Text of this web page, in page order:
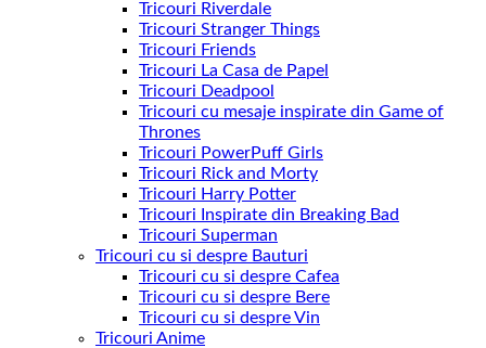
Tricouri Riverdale
Tricouri Stranger Things
Tricouri Friends
Tricouri La Casa de Papel
Tricouri Deadpool
Tricouri cu mesaje inspirate din Game of
Thrones
Tricouri PowerPuff Girls
Tricouri Rick and Morty
Tricouri Harry Potter
Tricouri Inspirate din Breaking Bad
Tricouri Superman
Tricouri cu si despre Bauturi
Tricouri cu si despre Cafea
Tricouri cu si despre Bere
Tricouri cu si despre Vin
Tricouri Anime